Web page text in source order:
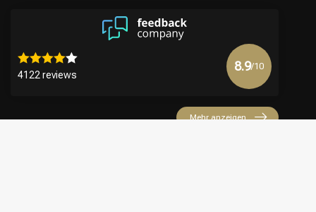
4122 reviews
8.9/10
Mehr anzeigen